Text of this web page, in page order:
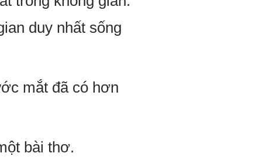
duy nhất sống
mắt đã có hơn
bài thơ.